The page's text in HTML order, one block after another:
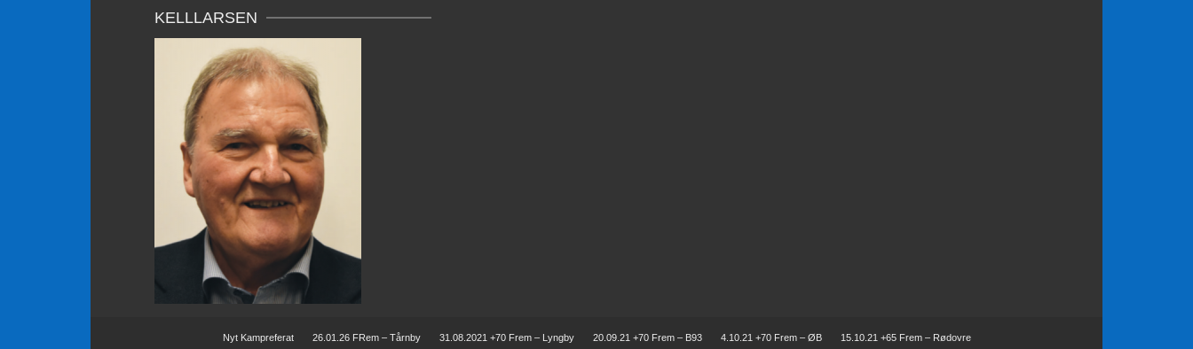
KELLLARSEN
Nyt Kampreferat 26.01.26 FRem – Tårnby 31.08.2021 +70 Frem – Lyngby 20.09.21 +70 Frem – B93 4.10.21 +70 Frem – ØB
15.10.21 +65 Frem – Rødovre